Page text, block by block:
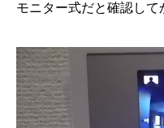
モニター式だと確認し